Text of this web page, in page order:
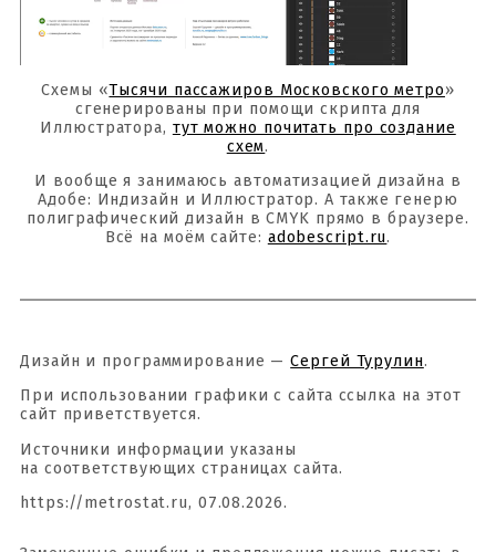
Схемы «Тысячи пассажиров Московского метро»
сгенерированы при помощи скрипта для
Иллюстратора, тут можно почитать про создание
схем.
И вообще я занимаюсь автоматизацией дизайна в
Адобе: Индизайн и Иллюстратор. А также генерю
полиграфический дизайн в CMYK прямо в браузере.
Всё на моём сайте: adobescript.ru.
Дизайн и программирование —Сергей Турулин.
При использовании графики с сайта ссылка на этот
сайт приветствуется.
Источники информации указаны
на соответствующих страницах сайта.
https://metrostat.ru, 07.08.2026.